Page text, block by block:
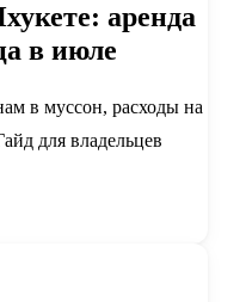
аренда
в июле
в муссон, расходы на
для владельцев